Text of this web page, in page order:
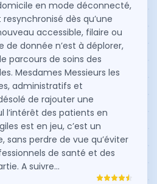
en mode déconnecté,
dès qu’une
accessible, filaire ou
de donnée n’est à déplorer,
parcours de soins des
Mesdames Messieurs les
administratifs et
de rajouter une
l’intérêt des patients en
est en jeu, c’est un
perdre de vue qu’éviter
de santé et des
A suivre…